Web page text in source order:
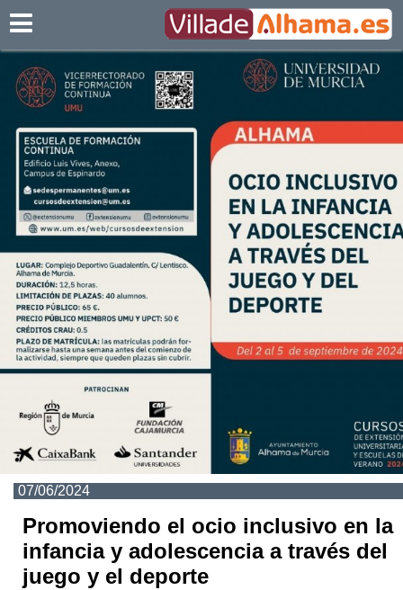
07/06/2024
Promoviendo el ocio inclusivo en la
infancia y adolescencia a través del
juego y el deporte